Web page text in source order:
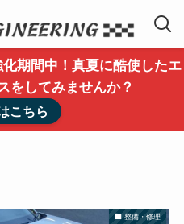
期間中！真夏に酷使したエ
をしてみませんか？
こちら
整備・修理